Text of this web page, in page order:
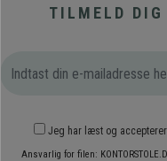
TILMELD DIG
Jeg har læst og
Ansvarlig for filen: